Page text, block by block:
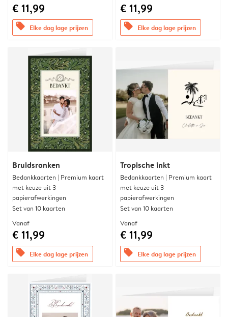
€ 11,99
offers Elke dag lage prijzen
€ 11,99
offers Elke dag lage prijzen
Bruidsranken
Bedankkaarten | Premium kaart
met keuze uit 3
papierafwerkingen
Set van 10 kaarten
Vanaf
€ 11,99
offers Elke dag lage prijzen
Tropische inkt
Bedankkaarten | Premium kaart
met keuze uit 3
papierafwerkingen
Set van 10 kaarten
Vanaf
€ 11,99
offers Elke dag lage prijzen